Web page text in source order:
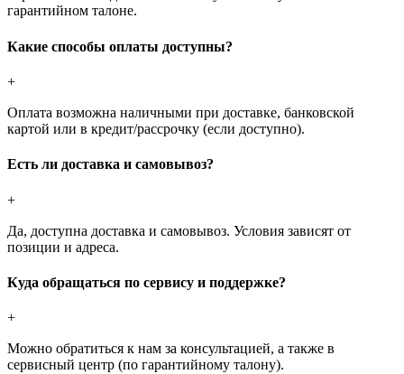
гарантийном талоне.
Какие способы оплаты доступны?
+
Оплата возможна наличными при доставке, банковской
картой или в кредит/рассрочку (если доступно).
Есть ли доставка и самовывоз?
+
Да, доступна доставка и самовывоз. Условия зависят от
позиции и адреса.
Куда обращаться по сервису и поддержке?
+
Можно обратиться к нам за консультацией, а также в
сервисный центр (по гарантийному талону).